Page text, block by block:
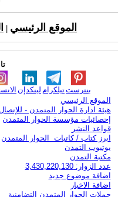
الموقع الرئيسي
لينكدإن تيلكرامبنترست
الموقع الرئيسي
هيئة ادارة الحوار المتمدن - للإتصال
إحصائيات مؤسسة الحوار المتمدن
قواعد النشر
ابرز كتاب / كاتبات الحوار المتمدن
يوتيوب التمدن
مكتبة التمدن
عدد الزوار: 3,430,220,130
اضافة موضوع جديد
اضافة الاخبار
حملات الحوار المتمدن التضامنية